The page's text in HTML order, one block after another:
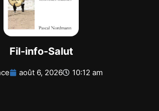
Fil-info-Salut
août 6, 2026 10:12 am